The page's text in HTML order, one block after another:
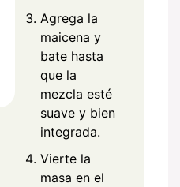
Agrega la
maicena y
bate hasta
que la
mezcla esté
suave y bien
integrada.
Vierte la
masa en el